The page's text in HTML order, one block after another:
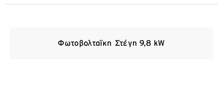
Δραστηριότητες
'Εργα
Φωτοβολταϊκη Στέγη 9,8 kW